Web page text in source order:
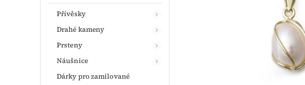
Přívěsky
Drahé kameny
Prsteny
Náušnice
Dárky pro zamilované